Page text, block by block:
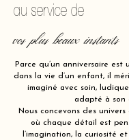
au service de
vos plus beaux instants
Parce qu’un anniversaire est
dans la vie d’un enfant, il
imaginé avec soin,
adapté à son
Nous concevons des univers
où chaque détail est
l’imagination, la curiosité